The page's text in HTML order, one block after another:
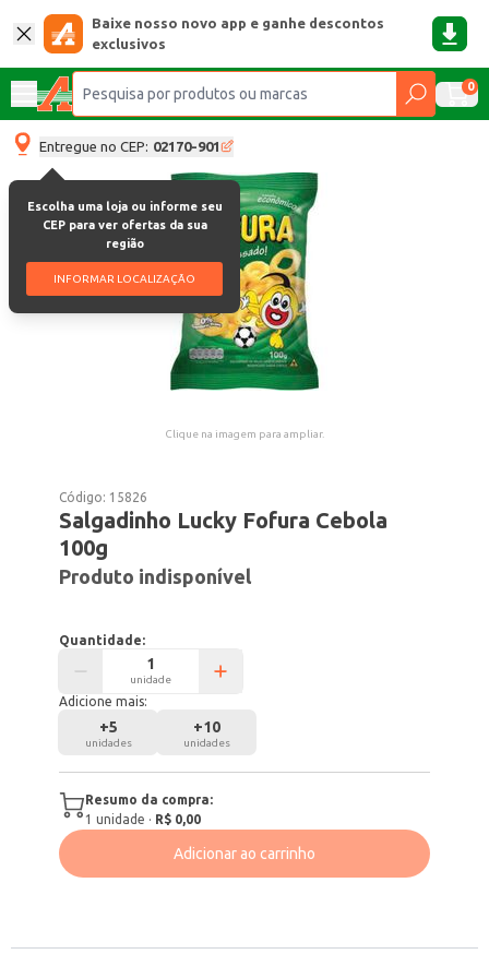
Baixe nosso novo app e ganhe descontos
exclusivos
0
Entregue no CEP: 02170-901
Escolha uma loja ou informe seu
CEP para ver ofertas da sua
região
INFORMAR LOCALIZAÇÃO
Clique na imagem para ampliar.
Código: 15826
Salgadinho Lucky Fofura Cebola
100g
Produto indisponível
Quantidade:
unidade
Adicione mais:
+5
unidades
+10
unidades
Resumo da compra:
1 unidade · R$ 0,00
Adicionar ao carrinho